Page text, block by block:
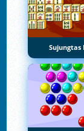
Sujungtas